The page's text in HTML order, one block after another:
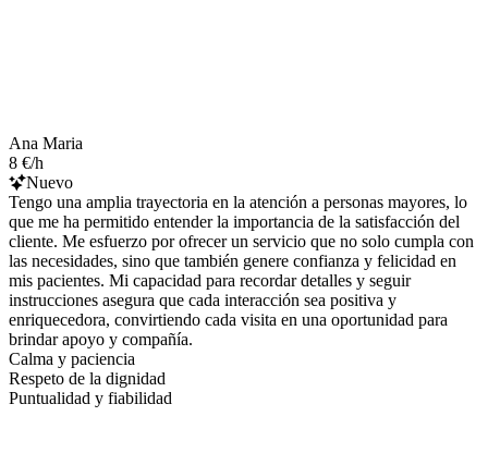
Ana Maria
8 €/h
Nuevo
Tengo una amplia trayectoria en la atención a personas mayores, lo
que me ha permitido entender la importancia de la satisfacción del
cliente. Me esfuerzo por ofrecer un servicio que no solo cumpla con
las necesidades, sino que también genere confianza y felicidad en
mis pacientes. Mi capacidad para recordar detalles y seguir
instrucciones asegura que cada interacción sea positiva y
enriquecedora, convirtiendo cada visita en una oportunidad para
brindar apoyo y compañía.
Calma y paciencia
Respeto de la dignidad
Puntualidad y fiabilidad